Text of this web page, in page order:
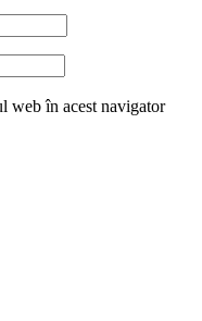
web în acest navigator